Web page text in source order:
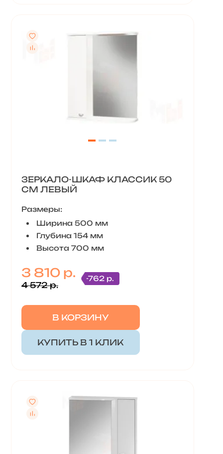
ЗЕРКАЛО-ШКАФ КЛАССИК 50
СМ ЛЕВЫЙ
Размеры:
Ширина 500 мм
Глубина 154 мм
Высота 700 мм
3 810 р.
4 572 р.
-762 р.
В КОРЗИНУ
КУПИТЬ В 1 КЛИК